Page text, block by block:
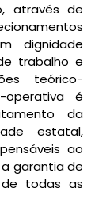
através de
dignidade
trabalho e
teórico-
operativa é
da
estatal,
ao
garantia de
todas as